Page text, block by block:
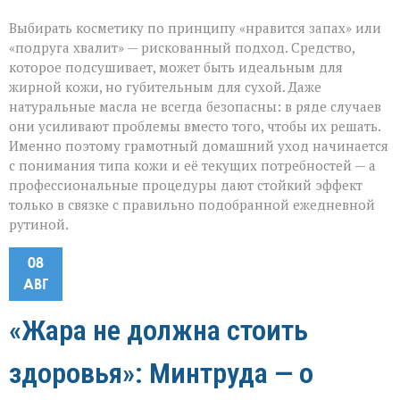
Выбирать косметику по принципу «нравится запах» или
«подруга хвалит» — рискованный подход. Средство,
которое подсушивает, может быть идеальным для
жирной кожи, но губительным для сухой. Даже
натуральные масла не всегда безопасны: в ряде случаев
они усиливают проблемы вместо того, чтобы их решать.
Именно поэтому грамотный домашний уход начинается
с понимания типа кожи и её текущих потребностей — а
профессиональные процедуры дают стойкий эффект
только в связке с правильно подобранной ежедневной
рутиной.
08
АВГ
«Жара не должна стоить
здоровья»: Минтруда — о